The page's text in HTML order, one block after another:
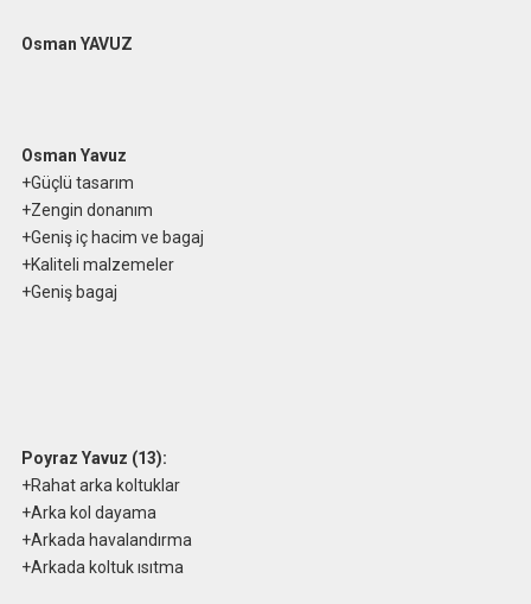
Osman YAVUZ
Osman Yavuz
+Güçlü tasarım
+Zengin donanım
+Geniş iç hacim ve bagaj
+Kaliteli malzemeler
+Geniş bagaj
Poyraz Yavuz (13):
+Rahat arka koltuklar
+Arka kol dayama
+Arkada havalandırma
+Arkada koltuk ısıtma